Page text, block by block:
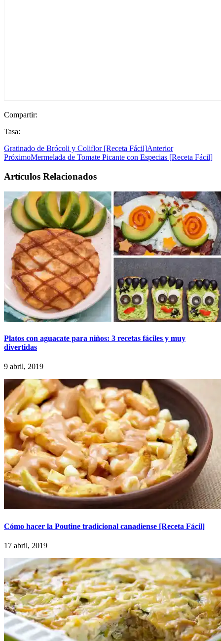
Compartir:
Tasa:
Gratinado de Brócoli y Coliflor [Receta Fácil]Anterior
PróximoMermelada de Tomate Picante con Especias [Receta Fácil]
Artículos Relacionados
Platos con aguacate para niños: 3 recetas fáciles y muy
divertidas
9 abril, 2019
Cómo hacer la Poutine tradicional canadiense [Receta Fácil]
17 abril, 2019